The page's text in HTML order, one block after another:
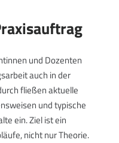
und Dozenten
auch in der
fließen aktuelle
und typische
ein. Ziel ist ein
nicht nur Theorie.